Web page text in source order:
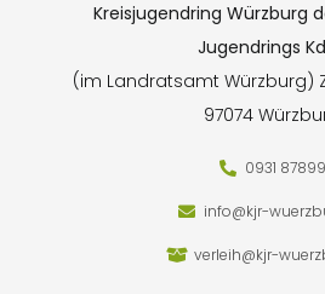
Kreisjugendring Würzburg
Jugendrings
(im Landratsamt Würzburg)
97074
0931 87899
info@kjr-
verleih@kjr-